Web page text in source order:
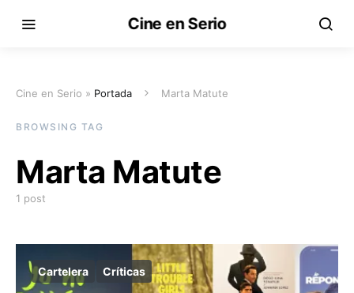
Cine en Serio
Cine en Serio » Portada Marta Matute
BROWSING TAG
Marta Matute
1 post
Cartelera Críticas